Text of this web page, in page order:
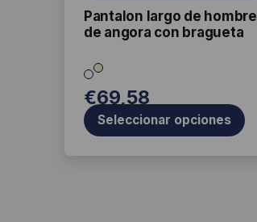
Pantalon largo de hombre
de angora con bragueta
s
€69,58
Seleccionar opciones
la
página
producto